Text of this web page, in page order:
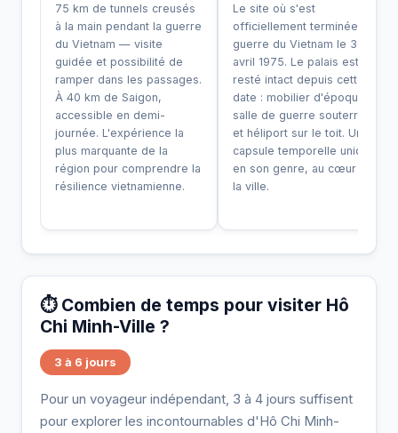
75 km de tunnels creusés
à la main pendant la guerre
du Vietnam — visite
guidée et possibilité de
ramper dans les passages.
À 40 km de Saigon,
accessible en demi-
journée. L'expérience la
plus marquante de la
région pour comprendre la
résilience vietnamienne.
Le site où s'est
officiellement terminée la
guerre du Vietnam le 30
avril 1975. Le palais est
resté intact depuis cette
date : mobilier d'époque,
salle de guerre souterraine
et héliport sur le toit. Une
capsule temporelle unique
en son genre, au cœur de
la ville.
⏱️ Combien de temps pour visiter Hô
Chi Minh-Ville ?
3 à 6 jours
Pour un voyageur indépendant, 3 à 4 jours suffisent
pour explorer les incontournables d'Hô Chi Minh-